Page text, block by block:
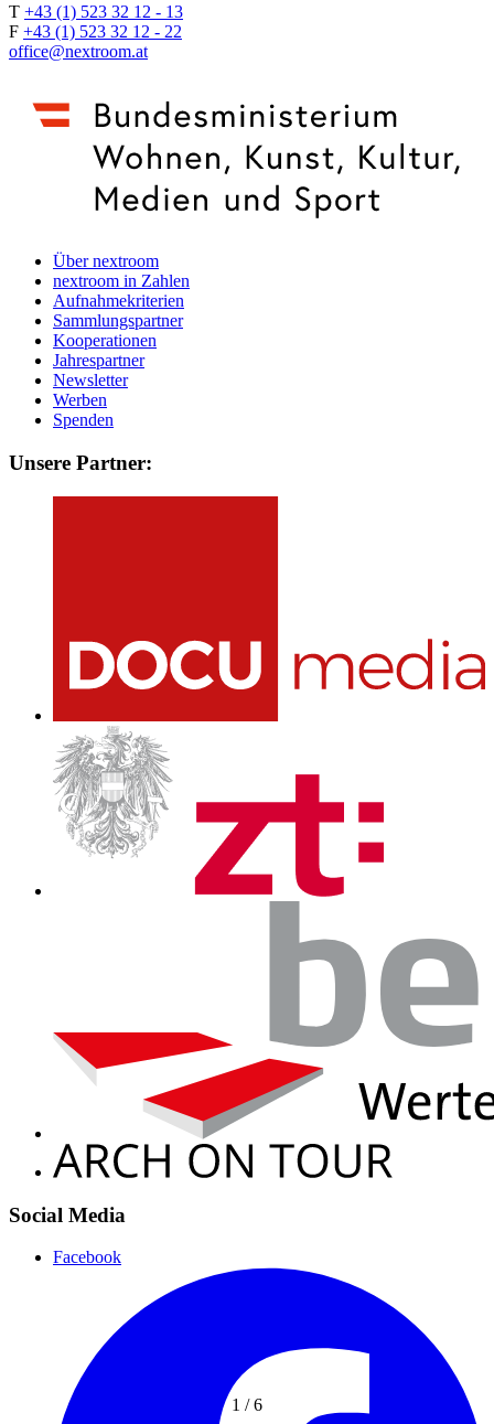
1 /6
T +43 (1) 523 32 12 - 13
F +43 (1) 523 32 12 - 22
office@nextroom.at
Über nextroom
nextroom in Zahlen
Aufnahmekriterien
Sammlungspartner
Kooperationen
Jahrespartner
Newsletter
Werben
Spenden
Unsere Partner:
Social Media
Facebook